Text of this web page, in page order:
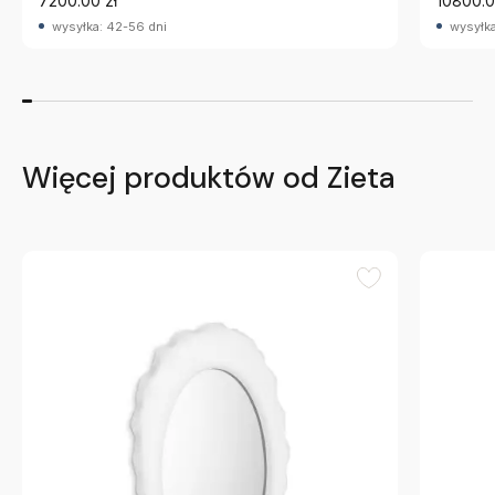
wysyłka: 42-56 dni
Więcej produktów od Zieta